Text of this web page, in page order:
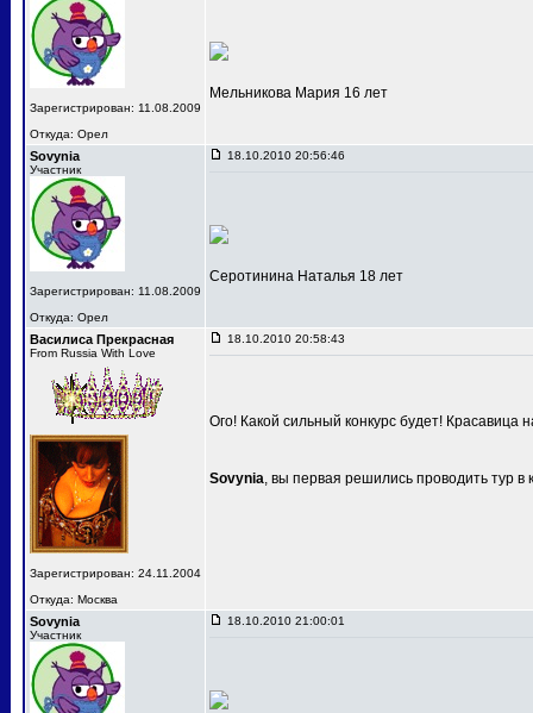
Зарегистрирован: 11.08.2009
Откуда: Орел
Мельникова Мария 16 лет
Sovynia
Участник
Зарегистрирован: 11.08.2009
Откуда: Орел
18.10.2010 20:56:46
Серотинина Наталья 18 лет
Василиса Прекрасная
From Russia With Love
Зарегистрирован: 24.11.2004
Откуда: Москва
18.10.2010 20:58:43
Ого! Какой сильный конкурс будет! Красавица
Sovynia, вы первая решились проводить тур в
Sovynia
Участник
18.10.2010 21:00:01